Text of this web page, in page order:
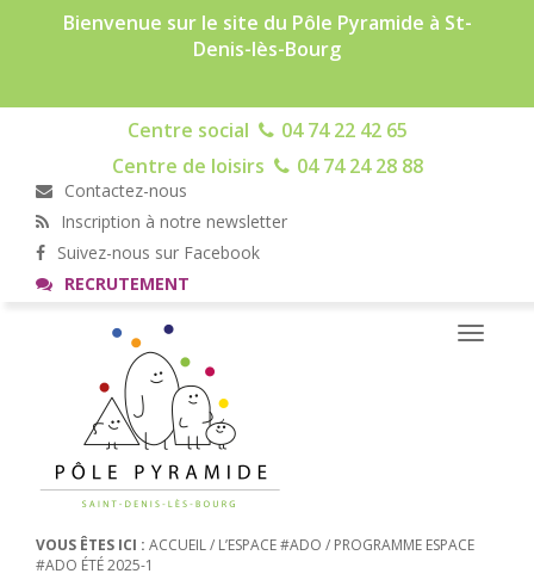
Bienvenue sur le site du Pôle Pyramide à St-
Denis-lès-Bourg
Centre social
04 74 22 42 65
Centre de loisirs
04 74 24 28 88
Contactez-nous
Inscription à notre newsletter
Suivez-nous sur Facebook
RECRUTEMENT
Toggle
VOUS ÊTES ICI : ACCUEIL/ L’ESPACE #ADO / PROGRAMME ESPACE
#ADO ÉTÉ 2025-1